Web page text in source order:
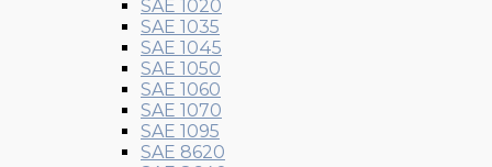
SAE 1020
SAE 1035
SAE 1045
SAE 1050
SAE 1060
SAE 1070
SAE 1095
SAE 8620